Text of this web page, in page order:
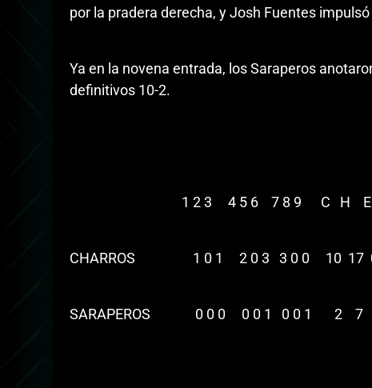
por la pradera derecha, y Josh Fuentes
Ya en la novena entrada, los Saraperos
definitivos 10-2.
1 2 3 4 5 6 7 8 9 C H E
CHARROS 1 0 1 2 0 3 3 0 0 10 17
SARAPEROS 0 0 0 0 0 1 0 0 1 2 7